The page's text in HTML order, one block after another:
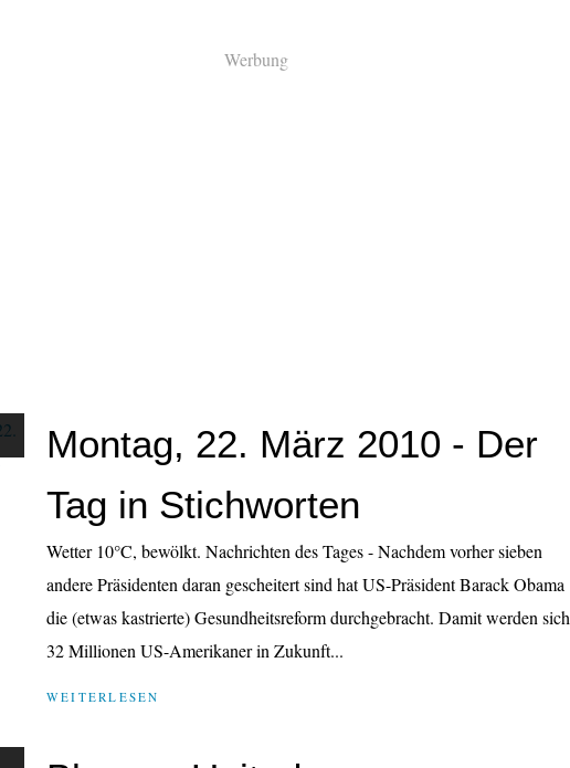
Werbung
Montag, 22. März 2010 - Der
Tag in Stichworten
Wetter 10°C, bewölkt. Nachrichten des Tages - Nachdem vorher sieben
andere Präsidenten daran gescheitert sind hat US-Präsident Barack Obama
die (etwas kastrierte) Gesundheitsreform durchgebracht. Damit werden sich
32 Millionen US-Amerikaner in Zukunft...
WEITERLESEN